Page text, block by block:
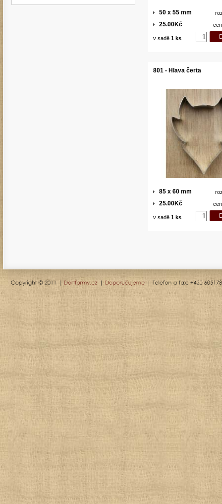
50 x 55 mm
25.00Kč
v sadě 1 ks
801 - Hlava čerta
85 x 60 mm
25.00Kč
v sadě 1 ks